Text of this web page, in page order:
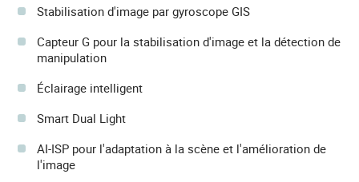
Stabilisation d'image par gyroscope GIS
Capteur G pour la stabilisation d'image et la détection de
manipulation
Éclairage intelligent
Smart Dual Light
AI-ISP pour l'adaptation à la scène et l'amélioration de
l'image